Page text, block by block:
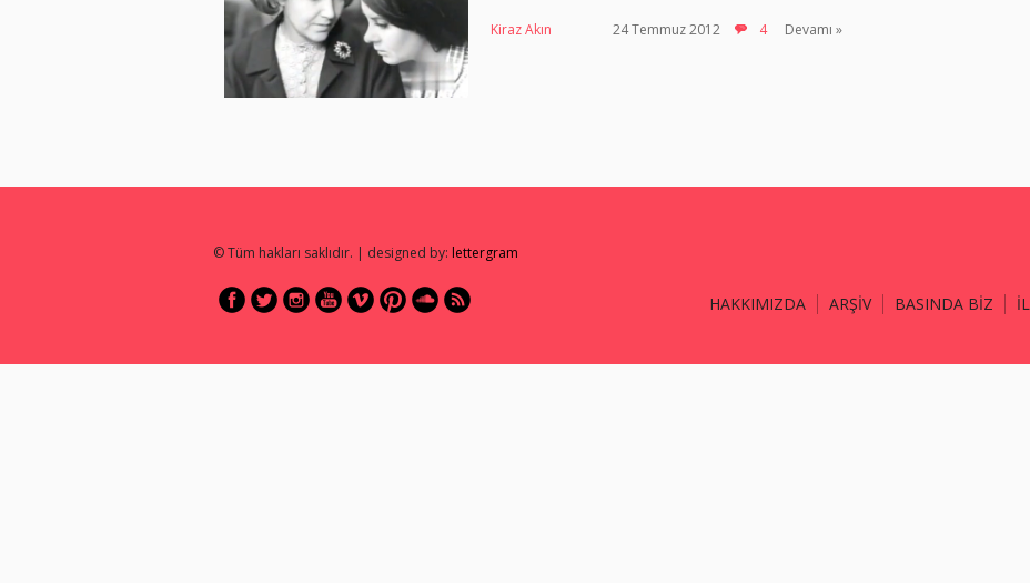
Kiraz Akın 24 Temmuz 2012 4 Devamı »
© Tüm hakları saklıdır. | designed by: lettergram
HAKKIMIZDA ARŞİV BASINDA BİZ